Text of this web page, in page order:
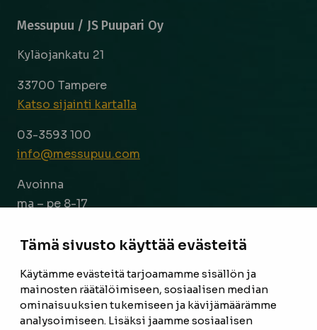
Tämä sivusto käyttää evästeitä
Käytämme evästeitä tarjoamamme sisällön ja
mainosten räätälöimiseen, sosiaalisen median
ominaisuuksien tukemiseen ja kävijämäärämme
analysoimiseen. Lisäksi jaamme sosiaalisen
Messupuu / JS Puupari Oy
Kyläojankatu 21
33700 Tampere
Katso sijainti kartalla
03-3593 100
info@messupuu.com
Avoinna
ma – pe 8-17
ETUSIVU